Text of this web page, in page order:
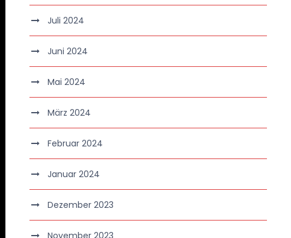
Juli 2024
Juni 2024
Mai 2024
März 2024
Februar 2024
Januar 2024
Dezember 2023
November 2023